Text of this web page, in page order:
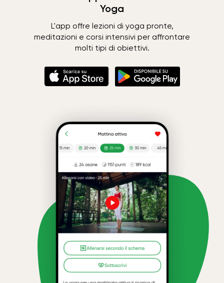
Yoga
L'app offre lezioni di yoga pronte,
meditazioni e corsi intensivi per affrontare
molti tipi di obiettivi.